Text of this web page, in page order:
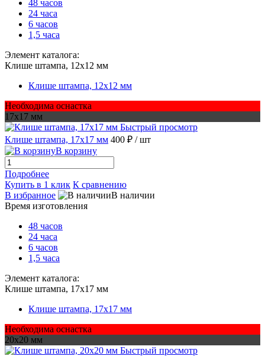
48 часов
24 часа
6 часов
1,5 часа
Элемент каталога:
Клише штампа, 12х12 мм
Клише штампа, 12х12 мм
Необходима оснастка
17х17 мм
Быстрый просмотр
Клише штампа, 17х17 мм 400 ₽ / шт
В корзину
Подробнее
Купить в 1 клик К сравнению
В избранное
В наличии
Время изготовления
48 часов
24 часа
6 часов
1,5 часа
Элемент каталога:
Клише штампа, 17х17 мм
Клише штампа, 17х17 мм
Необходима оснастка
20х20 мм
Быстрый просмотр